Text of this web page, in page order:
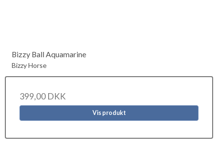
Bizzy Ball Aquamarine
Bizzy Horse
399,00 DKK
Vis produkt